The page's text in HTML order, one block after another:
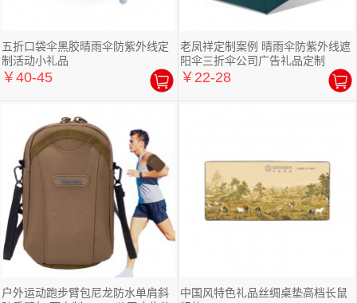
五折口袋伞黑胶晴雨伞防紫外线定
制活动小礼品
￥40-45
老凤祥定制案例 晴雨伞防紫外线遮
阳伞三折伞公司广告礼品定制
￥22-28
户外运动跑步臂包尼龙防水单肩斜
中国风特色礼品丝绸桌垫高档长鼠